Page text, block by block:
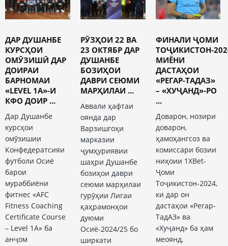
ДАР ДУШАНБЕ
КУРСҲОИ
ОМӮЗИШӢ ДАР
ДОИРАИ
БАРНОМАИ
«LEVEL 1A»-И
КФО ДОИР ...
Дар Душанбе
курсҳои
омӯзишии
Конфедератсияи
футболи Осиё
барои
мураббиёни
фитнес «AFC
Fitness Coaching
Certificate Course
– Level 1А» ба
анҷом
РӮЗҲОИ 22 ВА
23 ОКТЯБР ДАР
ДУШАНБЕ
БОЗИҲОИ
ДАВРИ СЕЮМИ
МАРҲИЛАИ ...
Аввали ҳафтаи
оянда дар
Варзишгоҳи
марказии
ҷумҳуриявии
шаҳри Душанбе
бозиҳои даври
сеюми марҳилаи
гурӯҳии Лигаи
қаҳрамонҳои
дуюми
Осиё-2024/25 бо
ширкати
ФИНАЛИ ҶОМИ
ТОҶИКИСТОН-
МИЁНИ
ДАСТАҲОИ
«РЕГАР-ТАДАЗ»
– «ХУҶАНД»-РО
...
Доварон, нозири
доварон,
ҳамоҳангсоз ва
комиссари бозии
ниҳоии 1XBet-
Ҷоми
Тоҷикистон-2024,
ки дар он
дастаҳои «Регар-
ТадАЗ» ва
«Хуҷанд» ба ҳам
меоянд,